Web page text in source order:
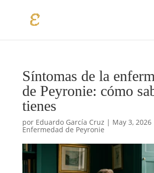
Síntomas de la
de Peyronie: cómo
tienes
por Eduardo García Cruz | May 3, 2026
Enfermedad de Peyronie